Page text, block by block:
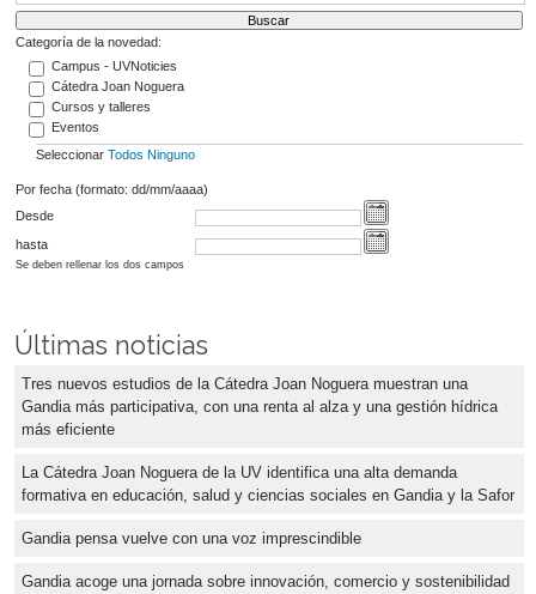
Categoría de la novedad:
Campus - UVNoticies
Cátedra Joan Noguera
Cursos y talleres
Eventos
Seleccionar Todos Ninguno
Por fecha (formato: dd/mm/aaaa)
Desde
hasta
Se deben rellenar los dos campos
Últimas noticias
Tres nuevos estudios de la Cátedra Joan Noguera muestran una
Gandia más participativa, con una renta al alza y una gestión hídrica
más eficiente
La Cátedra Joan Noguera de la UV identifica una alta demanda
formativa en educación, salud y ciencias sociales en Gandia y la Safor
Gandia pensa vuelve con una voz imprescindible
Gandia acoge una jornada sobre innovación, comercio y sostenibilidad